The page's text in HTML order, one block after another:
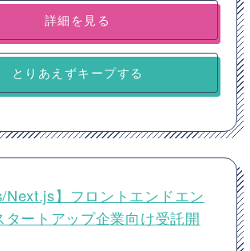
詳細を見る
とりあえずキープする
Next.js】フロントエンドエン
ートアップ企業向け受託開